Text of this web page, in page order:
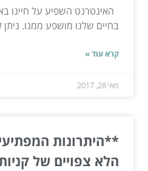
האינטרנט השפיע על חיינו
בחיים שלנו מושפע ממנו. ניתן
קרא עוד »
מאי 28, 2017
**היתרונות
הלא צפויים של